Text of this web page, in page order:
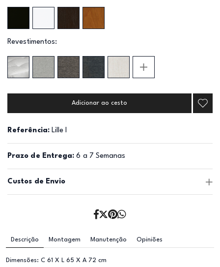
Revestimentos:
Adicionar ao cesto
Referência: Lille I
Prazo de Entrega: 6 a 7 Semanas
Custos de Envio
Descrição Montagem Manutenção Opiniões
Dimensões: C 61 X L 65 X A 72 cm